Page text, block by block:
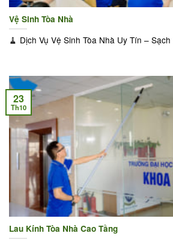
Vệ Sinh Tòa Nhà
🧹 Dịch Vụ Vệ Sinh Tòa Nhà Uy Tín –
Lau Kính Tòa Nhà Cao Tầng
23
Th10